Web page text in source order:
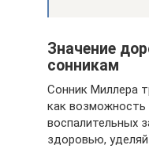
Значение
сонникам
Сонник Миллера
как
воспалительных
здоровью,